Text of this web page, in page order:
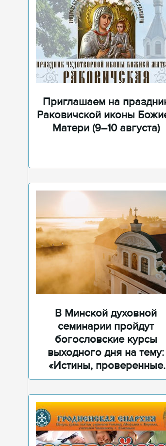
Приглашаем на
Раковичской иконы
Матери (9–10 августа)
В Минской духовной
семинарии пройдут
богословские курсы
выходного дня на тему:
«Истины, проверенные
временем»